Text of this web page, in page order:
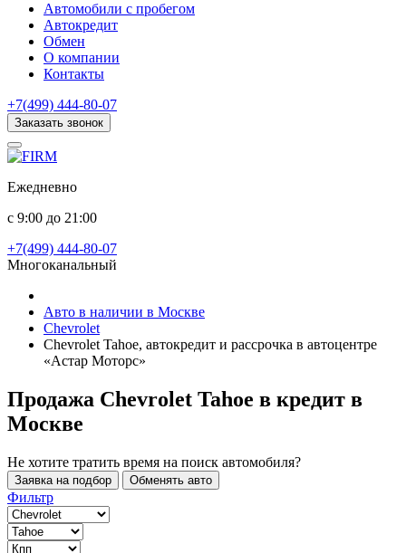
Автомобили с пробегом
Автокредит
Обмен
О компании
Контакты
+7(499) 444-80-07
Заказать звонок
Ежедневно
с 9:00 до 21:00
+7(499) 444-80-07
Многоканальный
Авто в наличии в Москве
Chevrolet
Chevrolet Tahoe, автокредит и рассрочка в автоцентре
«Астар Моторс»
Продажа Chevrolet Tahoe в кредит в
Москве
Не хотите тратить время на поиск автомобиля?
Заявка на подбор Обменять авто
Фильтр